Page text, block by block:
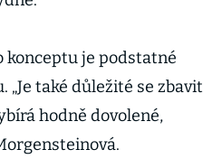
konceptu je podstatné
také důležité se zbavit
hodně dovolené,